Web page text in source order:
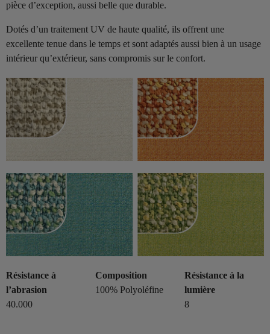
pièce d’exception, aussi belle que durable.
Dotés d’un traitement UV de haute qualité, ils offrent une
excellente tenue dans le temps et sont adaptés aussi bien à un usage
intérieur qu’extérieur, sans compromis sur le confort.
Résistance à
l’abrasion
40.000
Composition
100% Polyoléfine
Résistance à la
lumière
8